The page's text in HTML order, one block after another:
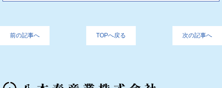
前の記事へ TOPへ戻る 次の記事へ